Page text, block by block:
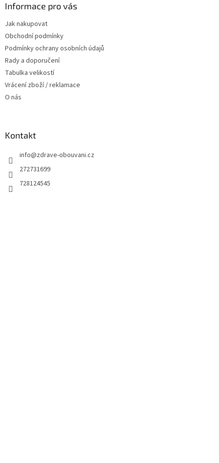
Informace pro vás
Jak nakupovat
Obchodní podmínky
Podmínky ochrany osobních údajů
Rady a doporučení
Tabulka velikostí
Vrácení zboží / reklamace
O nás
Kontakt
info@zdrave-obouvani.cz
272731699
728124545